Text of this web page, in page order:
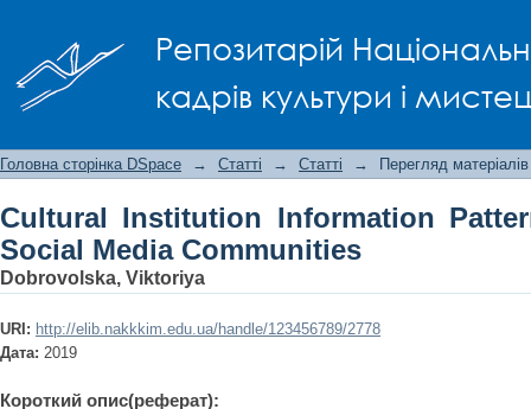
Репозитарій
кадрів культури і
Communities
Головна сторінка DSpace → Статті → Статті → Перегляд матеріалів
Cultural Institution Information
Social Media Communities
Dobrovolska, Viktoriya
URI: http://elib.nakkkim.edu.ua/handle/123456789/2778
Дата: 2019
Короткий опис(реферат):